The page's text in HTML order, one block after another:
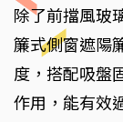
除了前擋風玻
簾式側窗遮陽
度，搭配吸盤
作用，能有效